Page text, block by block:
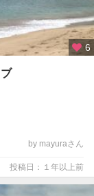
6
by mayuraさん
投稿日：１年以上前